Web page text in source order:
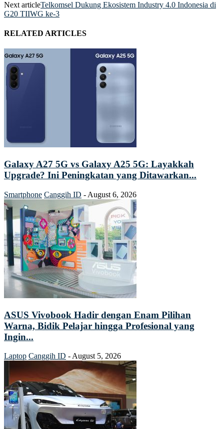
Next articleTelkomsel Dukung Ekosistem Industry 4.0 Indonesia di
G20 TIIWG ke-3
RELATED ARTICLES
Galaxy A27 5G vs Galaxy A25 5G: Layakkah
Upgrade? Ini Peningkatan yang Ditawarkan...
Smartphone Canggih ID - August 6, 2026
ASUS Vivobook Hadir dengan Enam Pilihan
Warna, Bidik Pelajar hingga Profesional yang
Ingin...
Laptop Canggih ID - August 5, 2026